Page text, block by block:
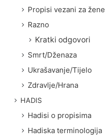
Propisi vezani za žene
Razno
Kratki odgovori
Smrt/Dženaza
Ukrašavanje/Tijelo
Zdravlje/Hrana
HADIS
Hadisi o propisima
Hadiska terminologija